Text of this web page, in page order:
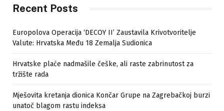
Recent Posts
Europolova Operacija ‘DECOY II’ Zaustavila Krivotvoritelje
Valute: Hrvatska Među 18 Zemalja Sudionica
Hrvatske plaće nadmašile češke, ali raste zabrinutost za
tržište rada
Mješovita kretanja dionica Končar Grupe na Zagrebačkoj burzi
unatoč blagom rastu indeksa